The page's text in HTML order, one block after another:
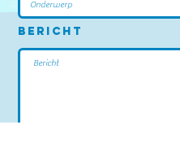
Bericht